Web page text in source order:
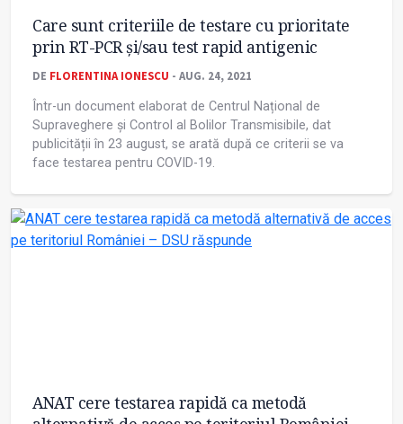
Care sunt criteriile de testare cu prioritate
prin RT-PCR și/sau test rapid antigenic
DE FLORENTINA IONESCU - AUG. 24, 2021
Într-un document elaborat de Centrul Național de
Supraveghere și Control al Bolilor Transmisibile, dat
publicității în 23 august, se arată după ce criterii se va
face testarea pentru COVID-19.
ANAT cere testarea rapidă ca metodă